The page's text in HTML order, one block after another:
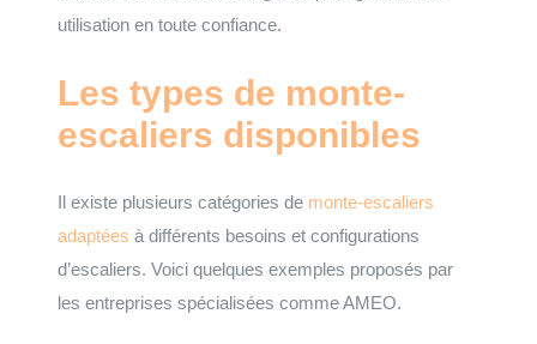
utilisation en toute confiance.
Les types de monte-
escaliers disponibles
Il existe plusieurs catégories de monte-escaliers
adaptées à différents besoins et configurations
d’escaliers. Voici quelques exemples proposés par
les entreprises spécialisées comme AMEO.